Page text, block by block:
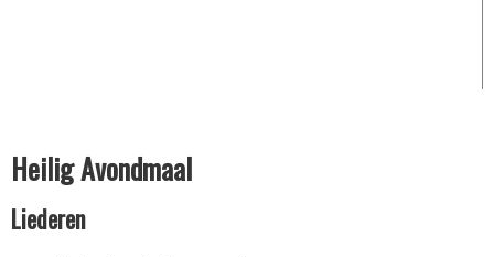
Heilig Avondmaal
Liederen